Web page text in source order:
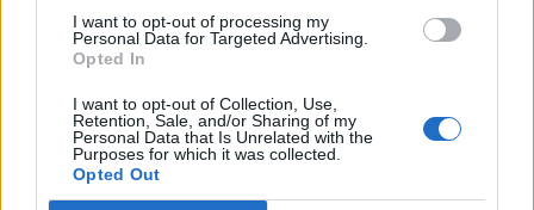
I want to opt-out of processing my
Personal Data for Targeted Advertising.
Opted In
I want to opt-out of Collection, Use,
Retention, Sale, and/or Sharing of my
Personal Data that Is Unrelated with the
Purposes for which it was collected.
Opted Out